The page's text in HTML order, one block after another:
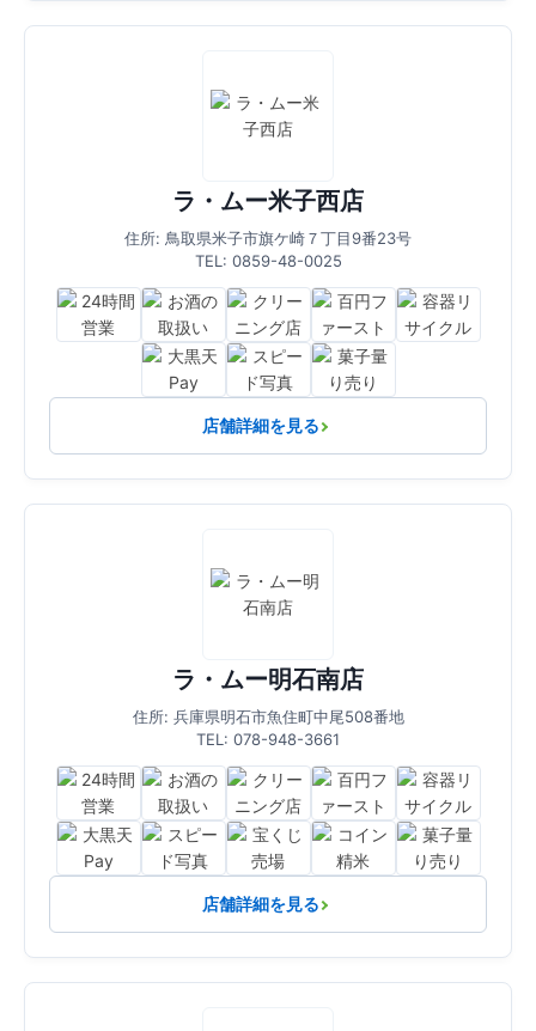
ラ・ムー米子西店
住所: 鳥取県米子市旗ケ崎７丁目9番23号
TEL: 0859-48-0025
店舗詳細を見る
ラ・ムー明石南店
住所: 兵庫県明石市魚住町中尾508番地
TEL: 078-948-3661
店舗詳細を見る